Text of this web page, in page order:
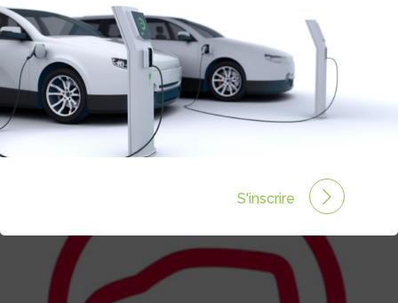
L’ESPAGNE LANCE SA STRATÉGIE
POUR LE DÉVELOPPEMENT DU
VÉHICULE ÉLECTRIQUE
Rédigé par le 15 Avr 2010 à 00:00 0 commentaires
S'inscrire